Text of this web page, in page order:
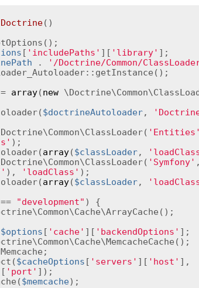
()
[ 'includePaths' ][ 'library' ];
. '/Doctrine/Common/
= array(new
$doctrineAutoloader,
'Entities'
);
array($classLoader,
'Symfony'
), 'loadClass' );
array($classLoader,
"development" ) {
$options [ 'cache' ][ 'backendOptions' ];
Memcache;
$cacheOptions [ 'servers' ][ 'host'
'port' ]);
$memcache);